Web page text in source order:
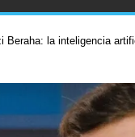
Beraha: la inteligencia